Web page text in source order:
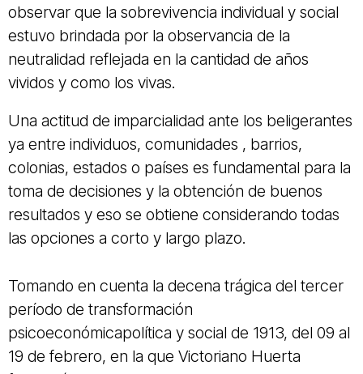
observar que la sobrevivencia individual y social
estuvo brindada por la observancia de la
neutralidad reflejada en la cantidad de años
vividos y como los vivas.
Una actitud de imparcialidad ante los beligerantes
ya entre individuos, comunidades , barrios,
colonias, estados o países es fundamental para la
toma de decisiones y la obtención de buenos
resultados y eso se obtiene considerando todas
las opciones a corto y largo plazo.
Tomando en cuenta la decena trágica del tercer
período de transformación
psicoeconómicapolítica y social de 1913, del 09 al
19 de febrero, en la que Victoriano Huerta